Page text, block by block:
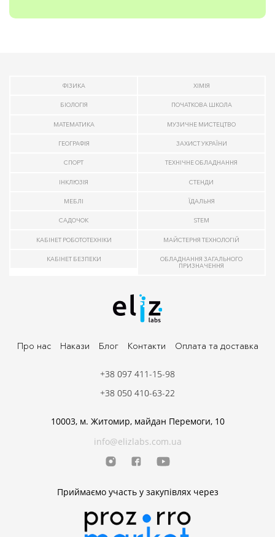
ФІЗИКА ХІМІЯ
БІОЛОГІЯ ПОЧАТКОВА ШКОЛА
МАТЕМАТИКА МУЗИЧНЕ МИСТЕЦТВО
ГЕОГРАФІЯ ЗАХИСТ УКРАЇНИ
СПОРТ ТЕХНІЧНЕ ОБЛАДНАННЯ
ІНКЛЮЗІЯ СТЕНДИ
МЕБЛІ ЇДАЛЬНЯ
САДОЧОК STEM
КАБІНЕТ РОБОТОТЕХНІКИ МАЙСТЕРНЯ ТЕХНОЛОГІЙ
КАБІНЕТ БЕЗПЕКИ
ОБЛАДНАННЯ ЗАГАЛЬНОГО
ПРИЗНАЧЕННЯ
Про нас Накази Блог Контакти Оплата та доставка
10003, м. Житомир, майдан Перемоги, 10
info@elizlabs.com.ua
Приймаємо участь у закупівлях через
+38 097 411-15-98
+38 050 410-63-22